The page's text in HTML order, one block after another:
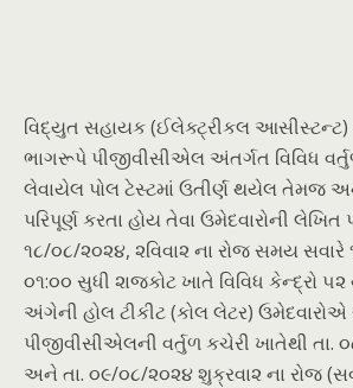
વિદ્યુત સહાયક (ઈલેક્ટ્રીકલ આસીસ્ટન્ટ)
ભાગરૂપે પીજીવીસીએલ અંતર્ગત વિવિધ
લેવાયેલ પોલ ટેસ્ટમાં ઉતીર્ણ થયેલ તેમજ
પરિપૂર્ણ કરતા હોય તેવા ઉમેદવારોની લેખિત
૧૮/૦૮/૨૦૨૪, ૨વિવા૨ ના રોજ સમય સવારે
૦૧:૦૦ સુધી ૨ાજકોટ ખાતે વિવિધ કેન્દ્રો ૫૨
અંગેની હોલ ટીકીટ (કોલ લેટર)
પીજીવીસીએલની વર્તુળ કચેરી ખાતેથી તા.
અને તા. ૦૯/૦૮/૨૦૨૪ શુક્રવા૨ ના રોજ